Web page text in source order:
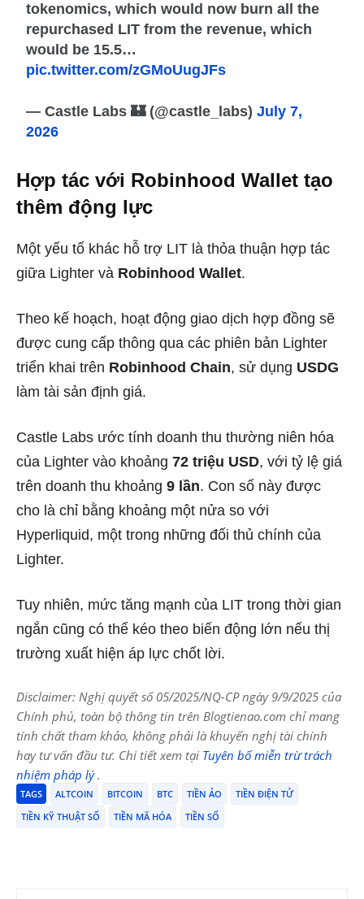
tokenomics, which would now burn all the
repurchased LIT from the revenue, which
would be 15.5…
pic.twitter.com/zGMoUugJFs
— Castle Labs 🏰 (@castle_labs)July 7,
2026
Hợp tác với Robinhood Wallet tạo
thêm động lực
Một yếu tố khác hỗ trợ LIT là thỏa thuận hợp tác
giữa Lighter và Robinhood Wallet.
Theo kế hoạch, hoạt động giao dịch hợp đồng sẽ
được cung cấp thông qua các phiên bản Lighter
triển khai trên Robinhood Chain, sử dụng USDG
làm tài sản định giá.
Castle Labs ước tính doanh thu thường niên hóa
của Lighter vào khoảng 72 triệu USD, với tỷ lệ giá
trên doanh thu khoảng 9 lần. Con số này được
cho là chỉ bằng khoảng một nửa so với
Hyperliquid, một trong những đối thủ chính của
Lighter.
Tuy nhiên, mức tăng mạnh của LIT trong thời gian
ngắn cũng có thể kéo theo biến động lớn nếu thị
trường xuất hiện áp lực chốt lời.
Disclaimer: Nghị quyết số 05/2025/NQ-CP ngày 9/9/2025 của
Chính phủ, toàn bộ thông tin trên Blogtienao.com chỉ mang
tính chất tham khảo, không phải là khuyến nghị tài chính
hay tư vấn đầu tư. Chi tiết xem tại Tuyên bố miễn trừ trách
nhiệm pháp lý.
TAGS ALTCOIN BITCOIN BTC TIỀN ẢO
TIỀN ĐIỆN TỬ
TIỀN KỸ THUẬT SỐ
TIỀN MÃ HÓA TIỀN SỐ